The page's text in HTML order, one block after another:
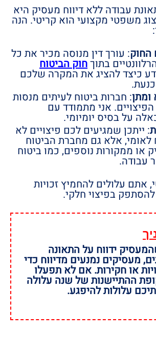
עבודה ללא דיווח מעסיק היא
משפטי מקצועי הוא קריטי. הנה
החוק: עורך דין מנוסה מכיר את כל
בתוךחוק הביטוח
כיצד להציג את המקרה שלכם
ומתן: חברות ביטוח לעיתים מנסות
אני מתמודד עם
על בסיס יומיומי.
: ייתכן שמגיעים לכם פיצויים לא
לאומי, אלא גם מחברת הביטוח
או ממקורות נוספים, כמו ביטוח
עבודה.
אתם עלולים להחמיץ זכויות
בפיצוי חלקי.
ידווח על התאונה
מעסיקים נמנעים מדיווח כדי
או חקירות. אם לא תפעלו
ההתיישנות של שנה עלולה
עלולות להיפגע.